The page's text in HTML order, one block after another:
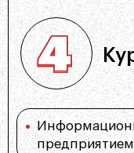
предприятием